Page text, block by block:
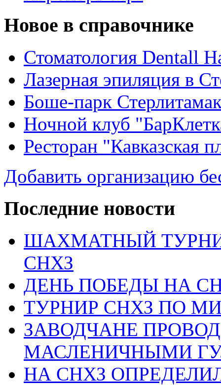
Новое в справочнике
Стоматология Dentall
Лазерная эпиляция в
Боше-парк
Ночной клуб
Ресторан "Кавказская
Добавить организацию
Последние новости
ШАХМАТНЫЙ
СНХЗ
ДЕНЬ ПОБЕДЫ НА
ТУРНИР СНХЗ ПО
ЗАВОДЧАНЕ
МАСЛЕНИЧНЫМИ
НА СНХЗ